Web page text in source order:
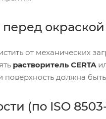
перед
от механических
растворитель CERTA
поверхность должна быть
(по ISO